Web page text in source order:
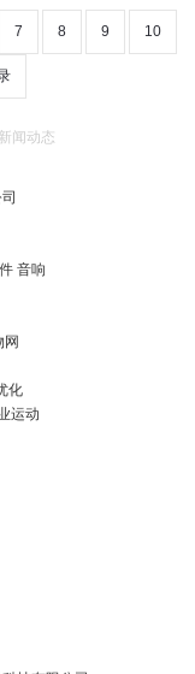
7 8 9 10
新闻动态
音响
化
运动